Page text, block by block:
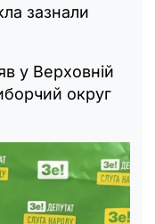
зазнали
у Верховній
округ